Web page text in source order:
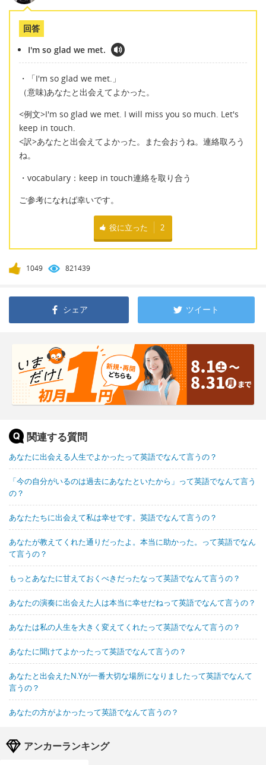
回答
I'm so glad we met.
・「I'm so glad we met.」
（意味)あなたと出会えてよかった。
<例文>I'm so glad we met. I will miss you so much. Let's
keep in touch.
<訳>あなたと出会えてよかった。また会おうね。連絡取ろう
ね。
・vocabulary：keep in touch連絡を取り合う
ご参考になれば幸いです。
役に立った 2
1049 821439
シェア ツイート
関連する質問
あなたに出会える人生でよかったって英語でなんて言うの？
「今の自分がいるのは過去にあなたといたから」って英語でなんて言う
の？
あなたたちに出会えて私は幸せです。英語でなんて言うの？
あなたが教えてくれた通りだったよ。本当に助かった。って英語でなん
て言うの？
もっとあなたに甘えておくべきだったなって英語でなんて言うの？
あなたの演奏に出会えた人は本当に幸せだねって英語でなんて言うの？
あなたは私の人生を大きく変えてくれたって英語でなんて言うの？
あなたに聞けてよかったって英語でなんて言うの？
あなたと出会えたN.Yが一番大切な場所になりましたって英語でなんて
言うの？
あなたの方がよかったって英語でなんて言うの？
アンカーランキング